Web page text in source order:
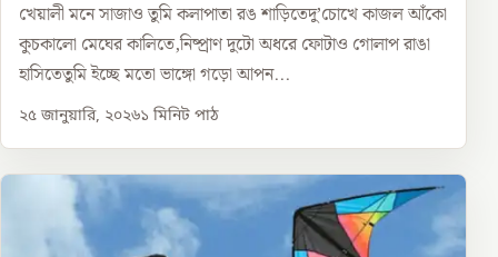
খেয়ালী মনে সাজাও তুমি কলাপাতা রঙ শাড়িতেদু’চোখে কাজল আঁকো
কুচকালো মেঘের কালিতে,নিষ্প্রাণ দুটো অধরে ফোটাও গোলাপ রাঙা
হাসিতেতুমি ইচ্ছে মতো ভাঙ্গো গড়ো আপন...
২৫ জানুয়ারি, ২০২৬১ মিনিট পাঠ